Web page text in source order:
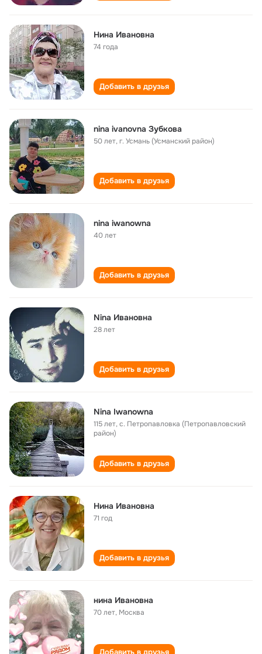
Нина Ивановна
74 года
Добавить в друзья
nina ivanovna Зубкова
50 лет,г. Усмань (Усманский район)
Добавить в друзья
nina iwanowna
40 лет
Добавить в друзья
Nina Ивановна
28 лет
Добавить в друзья
Nina Iwanowna
115 лет,с. Петропавловка (Петропавловский
район)
Добавить в друзья
Нина Ивановна
71 год
Добавить в друзья
нина Ивановна
70 лет, Москва
Добавить в друзья